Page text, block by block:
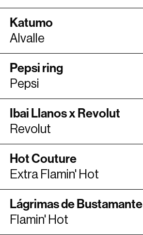
Katumo
Alvalle
Pepsi ring
Pepsi
Ibai Llanos x Revolut
Revolut
Hot Couture
Extra Flamin' Hot
Lágrimas de Bustamante
Flamin' Hot